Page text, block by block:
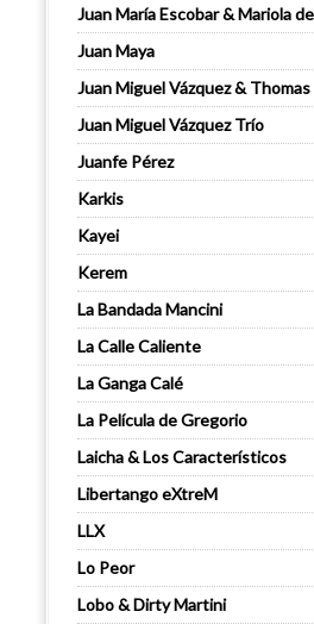
Juan María Escobar & Mariola
Juan Maya
Juan Miguel Vázquez &
Juan Miguel Vázquez Trío
Juanfe Pérez
Karkis
Kayei
Kerem
La Bandada Mancini
La Calle Caliente
La Ganga Calé
La Película de Gregorio
Laicha & Los Característicos
Libertango eXtreM
LLX
Lo Peor
Lobo & Dirty Martini